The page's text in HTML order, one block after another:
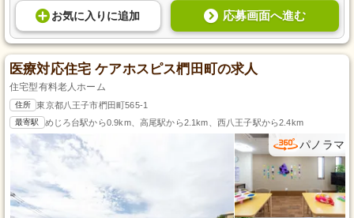
お気に入り に追加 応募画面へ進む
医療対応住宅 ケアホスピス椚田町の求人
住宅型有料老人ホーム
住所 東京都八王子市椚田町565-1
最寄駅 めじろ台駅から0.9km、高尾駅から2.1km、西八王子駅から2.4km
パノラマ